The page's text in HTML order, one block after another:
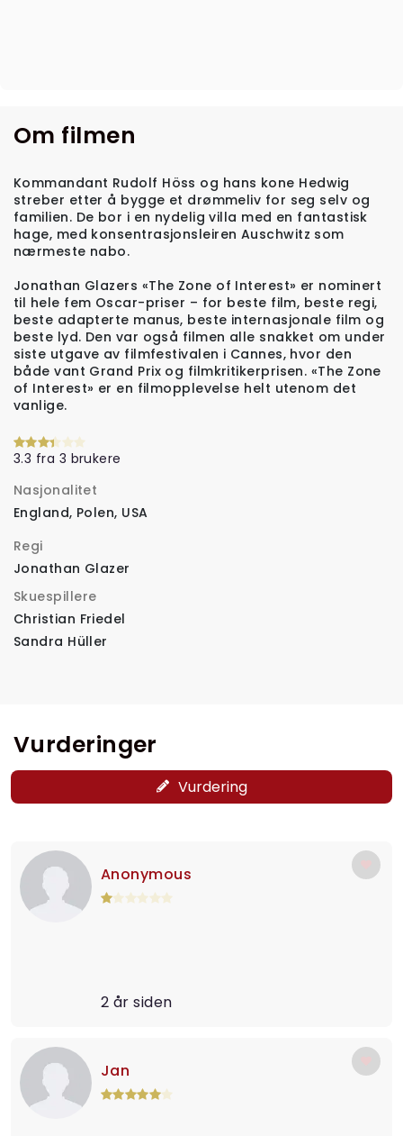
Om filmen
Kommandant Rudolf Höss og hans kone Hedwig
streber etter å bygge et drømmeliv for seg selv og
familien. De bor i en nydelig villa med en fantastisk
hage, med konsentrasjonsleiren Auschwitz som
nærmeste nabo.
Jonathan Glazers «The Zone of Interest» er nominert
til hele fem Oscar-priser – for beste film, beste regi,
beste adapterte manus, beste internasjonale film og
beste lyd. Den var også filmen alle snakket om under
siste utgave av filmfestivalen i Cannes, hvor den
både vant Grand Prix og filmkritikerprisen. «The Zone
of Interest» er en filmopplevelse helt utenom det
vanlige.
3.3 fra 3 brukere
Nasjonalitet
England, Polen, USA
Regi
Jonathan Glazer
Skuespillere
Christian Friedel
Sandra Hüller
Vurderinger
Vurdering
Anonymous
2 år siden
Jan